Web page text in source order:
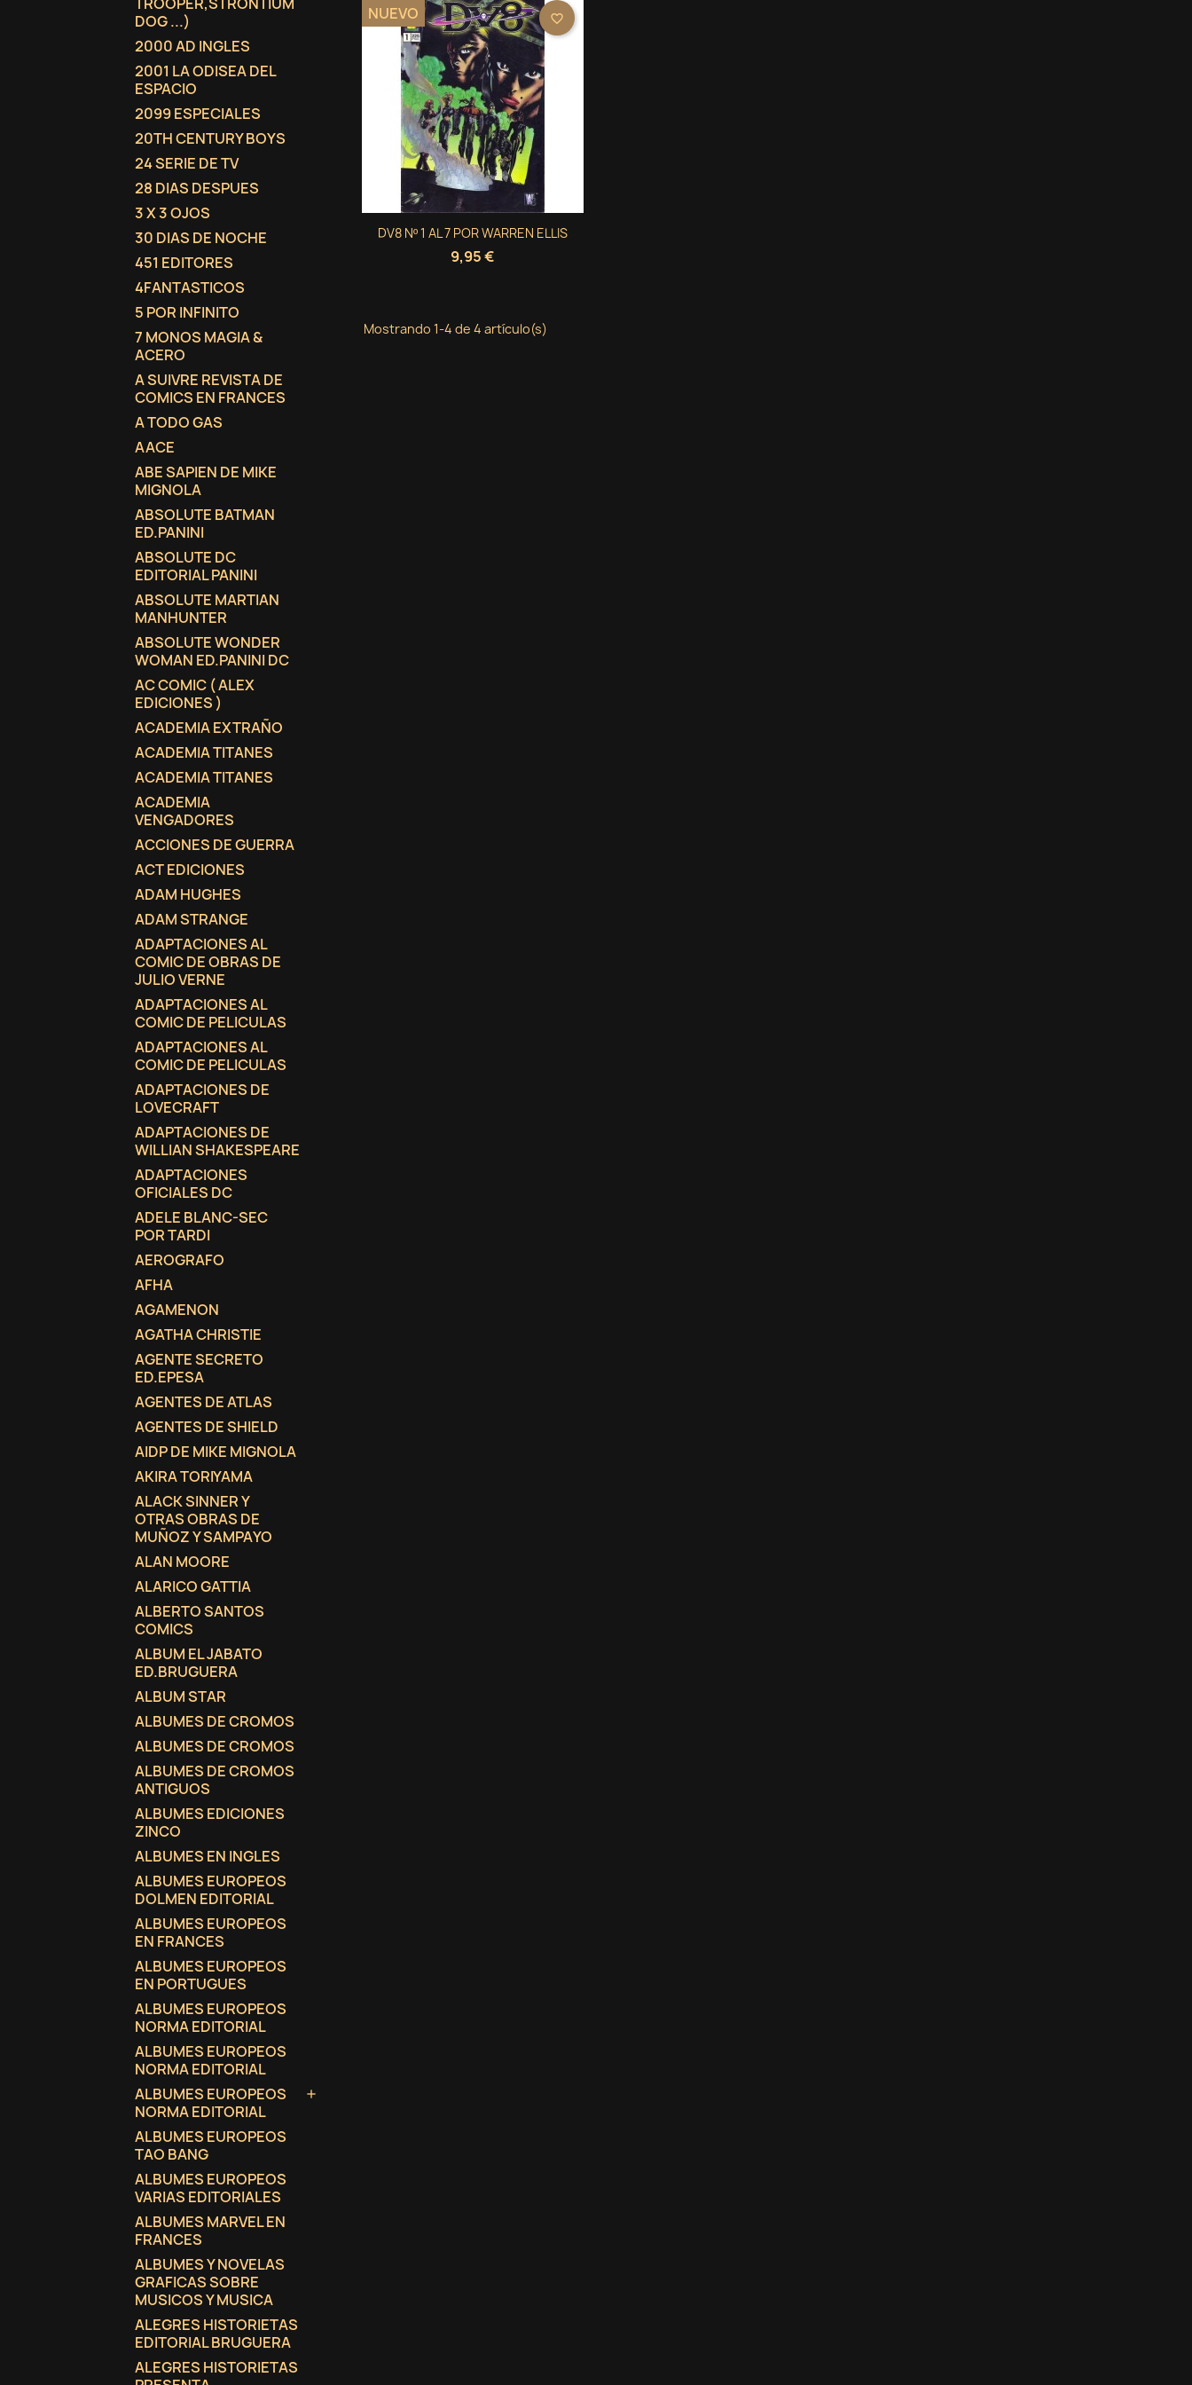
DOG ...)
2000 AD INGLES
2001 LA ODISEA DEL
ESPACIO
2099 ESPECIALES
20TH CENTURY BOYS
24 SERIE DE TV
28 DIAS DESPUES
3 X 3 OJOS
30 DIAS DE NOCHE
451 EDITORES
4FANTASTICOS
5 POR INFINITO
7 MONOS MAGIA &
ACERO
A SUIVRE REVISTA DE
COMICS EN FRANCES
A TODO GAS
AACE
ABE SAPIEN DE MIKE
MIGNOLA
ABSOLUTE BATMAN
ED.PANINI
ABSOLUTE DC
EDITORIAL PANINI
ABSOLUTE MARTIAN
MANHUNTER
ABSOLUTE WONDER
WOMAN ED.PANINI DC
AC COMIC ( ALEX
EDICIONES )
ACADEMIA EXTRAÑO
ACADEMIA TITANES
ACADEMIA TITANES
ACADEMIA
VENGADORES
ACCIONES DE GUERRA
ACT EDICIONES
ADAM HUGHES
ADAM STRANGE
ADAPTACIONES AL
COMIC DE OBRAS DE
JULIO VERNE
ADAPTACIONES AL
COMIC DE PELICULAS
ADAPTACIONES AL
COMIC DE PELICULAS
ADAPTACIONES DE
LOVECRAFT
ADAPTACIONES DE
WILLIAN SHAKESPEARE
ADAPTACIONES
OFICIALES DC
ADELE BLANC-SEC
POR TARDI
AEROGRAFO
AFHA
AGAMENON
AGATHA CHRISTIE
AGENTE SECRETO
ED.EPESA
AGENTES DE ATLAS
AGENTES DE SHIELD
AIDP DE MIKE MIGNOLA
AKIRA TORIYAMA
ALACK SINNER Y
OTRAS OBRAS DE
MUÑOZ Y SAMPAYO
ALAN MOORE
ALARICO GATTIA
ALBERTO SANTOS
COMICS
ALBUM EL JABATO
ED.BRUGUERA
ALBUM STAR
ALBUMES DE CROMOS
ALBUMES DE CROMOS
ALBUMES DE CROMOS
ANTIGUOS
ALBUMES EDICIONES
ZINCO
ALBUMES EN INGLES
ALBUMES EUROPEOS
DOLMEN EDITORIAL
ALBUMES EUROPEOS
EN FRANCES
ALBUMES EUROPEOS
EN PORTUGUES
ALBUMES EUROPEOS
NORMA EDITORIAL
ALBUMES EUROPEOS
NORMA EDITORIAL
ALBUMES EUROPEOS
NORMA EDITORIAL

ALBUMES EUROPEOS
TAO BANG
ALBUMES EUROPEOS
VARIAS EDITORIALES
ALBUMES MARVEL EN
FRANCES
ALBUMES Y NOVELAS
GRAFICAS SOBRE
MUSICOS Y MUSICA
ALEGRES HISTORIETAS
EDITORIAL BRUGUERA
ALEGRES HISTORIETAS
DV8 Nº 1 AL 7 POR WARREN ELLIS
9,95 €
NUEVO
Vista rápida
favorite_border
Mostrando 1-4 de 4 artículo(s)